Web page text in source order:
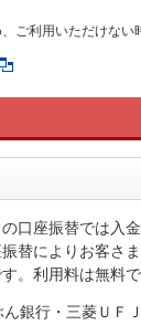
ご利用いただけない
の口座振替では入
替によりお客さ
。利用料は無料で
銀行・三菱ＵＦ